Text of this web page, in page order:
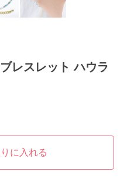
レスレット ハウラ
に入れる